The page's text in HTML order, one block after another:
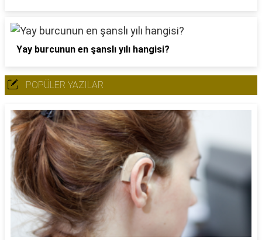
Yay burcunun en şanslı yılı hangisi?
POPÜLER YAZILAR